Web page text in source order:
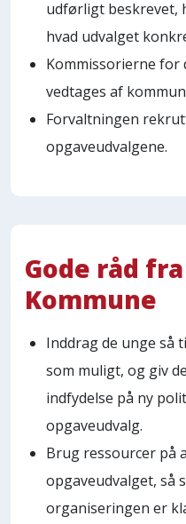
udførligt beskrevet,
hvad udvalget
Kommissorierne for
vedtages af
Forvaltningen
opgaveudvalgene.
Gode råd
Kommune
Inddrag de unge så
som muligt, og giv
indfydelse på ny
opgaveudvalg.
Brug ressourcer på
opgaveudvalget, så
organiseringen er